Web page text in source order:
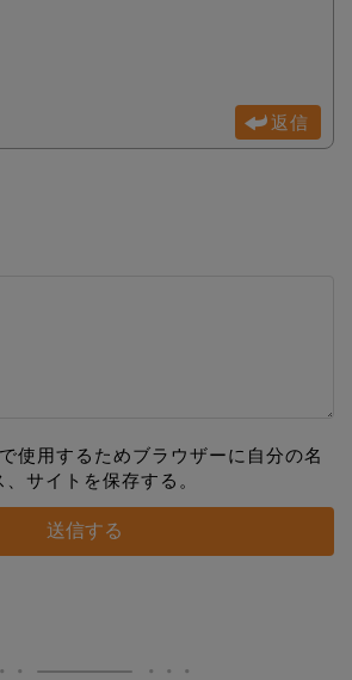
返信
使用するためブラウザーに自分の名
サイトを保存する。